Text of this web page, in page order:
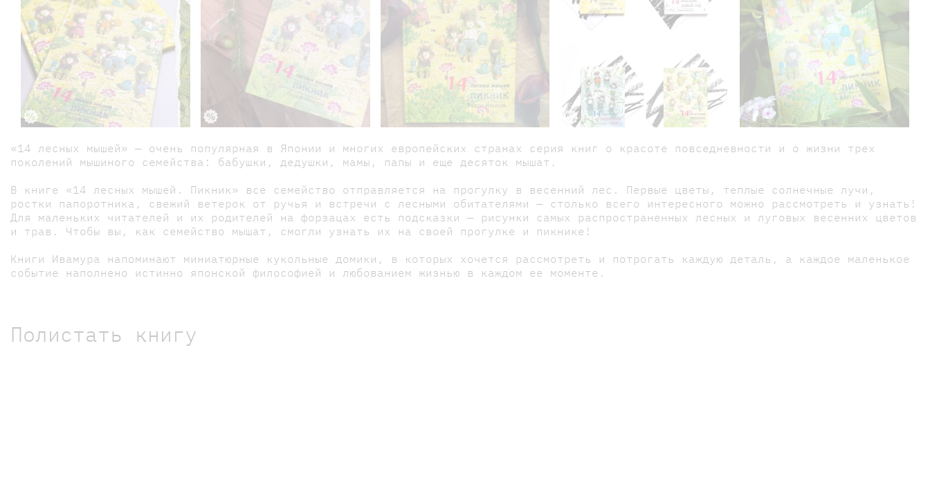
«14 лесных мышей» — очень популярная в Японии и многих европейских странах серия книг о красоте повседневности и о жизни трех
поколений мышиного семейства: бабушки, дедушки, мамы, папы и еще десяток мышат.
В книге «14 лесных мышей. Пикник» все семейство отправляется на прогулку в весенний лес. Первые цветы, теплые солнечные лучи,
ростки папоротника, свежий ветерок от ручья и встречи с лесными обитателями — столько всего интересного можно рассмотреть и узнать!
Для маленьких читателей и их родителей на форзацах есть подсказки — рисунки самых распространенных лесных и луговых весенних цветов
и трав. Чтобы вы, как семейство мышат, смогли узнать их на своей прогулке и пикнике!
Книги Ивамура напоминают миниатюрные кукольные домики, в которых хочется рассмотреть и потрогать каждую деталь, а каждое маленькое
событие наполнено истинно японской философией и любованием жизнью в каждом ее моменте.
Полистать книгу